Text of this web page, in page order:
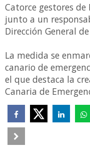
Catorce gestores de
junto a un
Dirección General
La medida se
canario de
el que destaca la
Canaria de